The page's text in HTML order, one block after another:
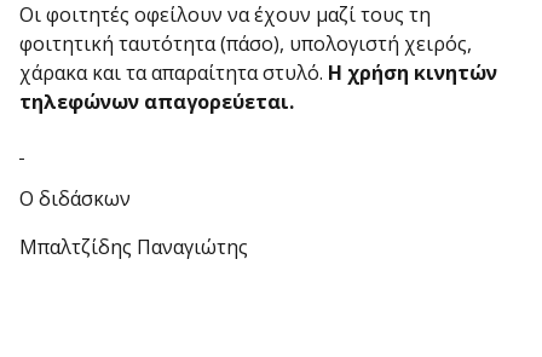
Οι φοιτητές οφείλουν να έχουν μαζί τους τη
φοιτητική ταυτότητα (πάσο), υπολογιστή χειρός,
χάρακα και τα απαραίτητα στυλό. Η χρήση κινητών
τηλεφώνων απαγορεύεται.
Ο διδάσκων
Μπαλτζίδης Παναγιώτης